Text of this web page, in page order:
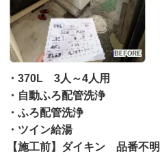
・370L 3人～4人用
・自動ふろ配管洗浄
・ふろ配管洗浄
・ツイン給湯
【施工前】ダイキン 品番不明